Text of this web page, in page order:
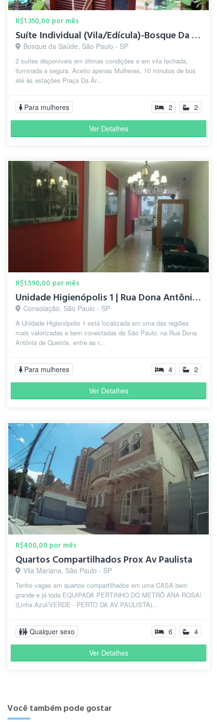
R$1.350,00 por mês
Suíte Individual (Vila/Edícula)-Bosque Da Saúde-5 min.Metrô
Bosque da Saúde, São Paulo - SP
2 suítes disponíveis em ótimas condições e em vila fechada,
iluminada e segura. Aceito apenas Mulheres, 10 minutos de bus
até às estações Praça Da Ár...
Para mulheres 2 2
Ver Detalhes
R$1.590,00 por mês
Unidade Higienópolis 1 | Rua Dona Antônia de Queirós, 462
Consolação, São Paulo - SP
A Unidade Higienópolis 1 está localizada em uma das regiões
mais valorizadas e bem conectadas de São Paulo, na Rua Dona
Antônia de Queirós, entre as r...
Para mulheres 4 2
Ver Detalhes
R$400,00 por mês
Quartos Compartilhados Prox Av Paulista
Vila Mariana, São Paulo - SP
Tenho vagas em quartos compartilhados em uma CASA bem
grande e já toda EQUIPADA PERTINHO DO METRÔ ANA ROSA!
(Linha Azul/VERDE - PERTO DA AV PAULISTA)...
Qualquer sexo 6 4
Ver Detalhes
Você também pode gostar